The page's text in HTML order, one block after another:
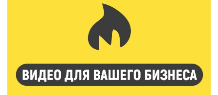
студенческий актив ТвГМУ посетил культурную
205
работодателями